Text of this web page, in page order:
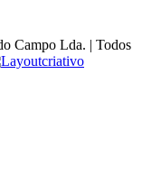
Campo Lda. | Todos